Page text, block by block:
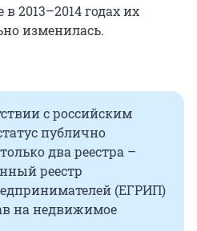
2013–2014 годах их
изменилась.
с российским
публично
два реестра –
реестр
(ЕГРИП)
на недвижимое